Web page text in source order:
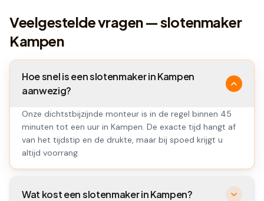
Veelgestelde vragen — slotenmaker
Kampen
Hoe snel is een slotenmaker in Kampen
aanwezig?
Onze dichtstbijzijnde monteur is in de regel binnen 45
minuten tot een uur in Kampen. De exacte tijd hangt af
van het tijdstip en de drukte, maar bij spoed krijgt u
altijd voorrang.
Wat kost een slotenmaker in Kampen?